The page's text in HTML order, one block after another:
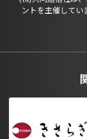
ントを主催して